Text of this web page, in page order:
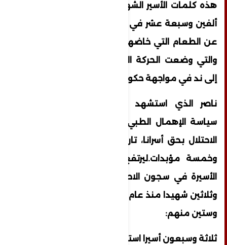
هذه كلمات الأسير الشهيد ناصر أبو حميد عام
ألفين وسبعة عشر في واحد من أكبر الإضرابات
عن الطعام التي خاضها الأسرى الفلسطينيون
والتي وضعت الحركة الفلسطينية الأسيرة ندا
إلى ند في مواجهة حكومة الاحتلال وسجانيه.
ناصر الذي استشهد العام الماضي بسبب
سياسة الإهمال الطبي التي تمارسها حكومة
الاحتلال بحق أسرانا، تاركا خلفه أمّا لشهيدين
وخمسة مؤبدات.ليرتفع عدد شهداء الحركة
الأسيرة في سجون الاحتلال إلى مئتين واثنين
وثلاثين شهيدا منذ عام ألف وتسعمئة وسبعة
وستين منهم:
ثلاثة وسبعون أسيرا استشهدوا نتيجة التعذيب